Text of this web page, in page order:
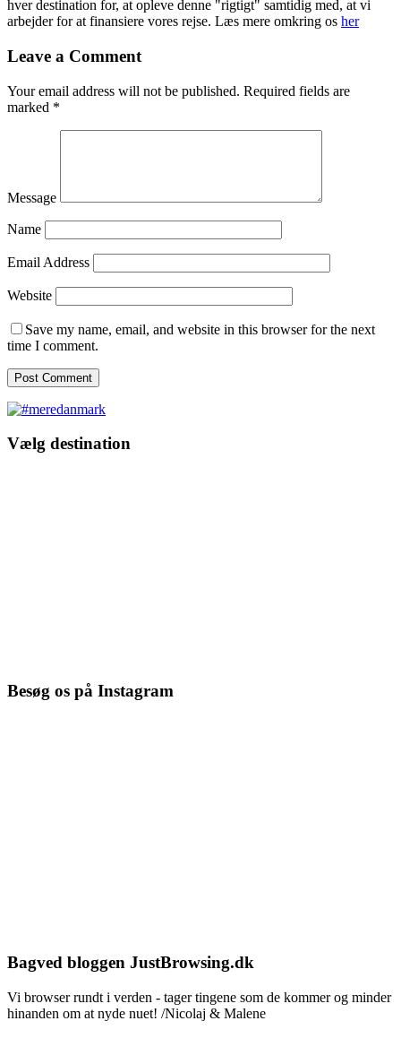
hver destination for, at opleve denne "rigtigt" samtidig med, at vi
arbejder for at finansiere vores rejse. Læs mere omkring os her
Leave a Comment
Your email address will not be published. Required fields are
marked *
Message
Name
Email Address
Website
Save my name, email, and website in this browser for the next
time I comment.
Vælg destination
Besøg os på Instagram
Bagved bloggen JustBrowsing.dk
Vi browser rundt i verden - tager tingene som de kommer og minder
hinanden om at nyde nuet! /Nicolaj & Malene